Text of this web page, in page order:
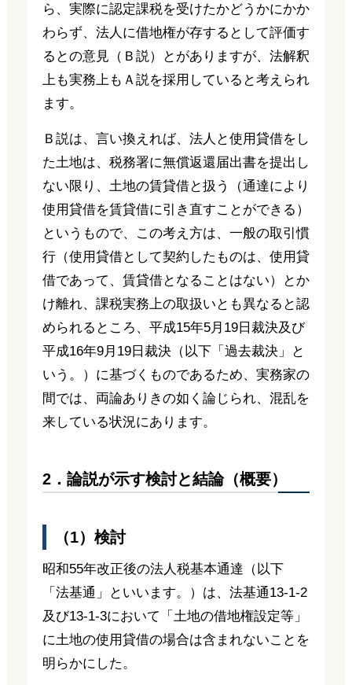
ら、実際に認定課税を受けたかどうかにかか
わらず、法人に借地権が存するとして評価す
るとの意見（Ｂ説）とがありますが、法解釈
上も実務上もＡ説を採用していると考えられ
ます。
Ｂ説は、言い換えれば、法人と使用貸借をし
た土地は、税務署に無償返還届出書を提出し
ない限り、土地の賃貸借と扱う（通達により
使用貸借を賃貸借に引き直すことができる）
というもので、この考え方は、一般の取引慣
行（使用貸借として契約したものは、使用貸
借であって、賃貸借となることはない）とか
け離れ、課税実務上の取扱いとも異なると認
められるところ、平成15年5月19日裁決及び
平成16年9月19日裁決（以下「過去裁決」と
いう。）に基づくものであるため、実務家の
間では、両論ありきの如く論じられ、混乱を
来している状況にあります。
2．論説が示す検討と結論（概要）
（1）検討
昭和55年改正後の法人税基本通達（以下
「法基通」といいます。）は、法基通13-1-2
及び13-1-3において「土地の借地権設定等」
に土地の使用貸借の場合は含まれないことを
明らかにした。